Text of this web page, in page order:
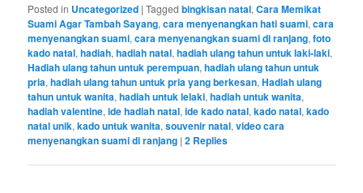
Posted in Uncategorized |Tagged bingkisan natal,Cara Memikat
Suami Agar Tambah Sayang,cara menyenangkan hati suami,cara
menyenangkan suami,cara menyenangkan suami di ranjang,foto
kado natal,hadiah,hadiah natal,hadiah ulang tahun untuk laki-laki,
Hadiah ulang tahun untuk perempuan,hadiah ulang tahun untuk
pria,hadiah ulang tahun untuk pria yang berkesan,Hadiah ulang
tahun untuk wanita,hadiah untuk lelaki,hadiah untuk wanita,
hadiah valentine,ide hadiah natal,ide kado natal,kado natal,kado
natal unik,kado untuk wanita,souvenir natal,video cara
menyenangkan suami di ranjang |2 Replies